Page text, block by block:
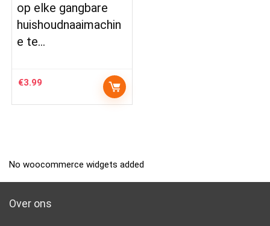
op elke gangbare
huishoudnaaimachin
e te…
€3.99
No woocommerce widgets added
Over ons